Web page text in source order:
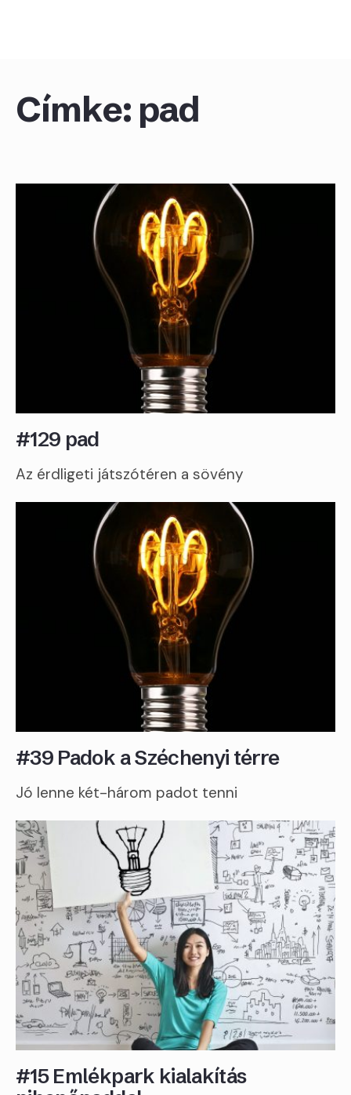
Címke: pad
#129 pad
Az érdligeti játszótéren a sövény
#39 Padok a Széchenyi térre
Jó lenne két-három padot tenni
#15 Emlékpark kialakítás